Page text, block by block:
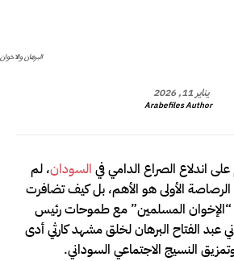
البرهان والاخوان
يناير 11, 2026
Arabefiles Author
اندلاع الصراع الدامي في السودان، لم
الأولى هو الأهم، بل كيف تضافرت
“الإخوان المسلمين” مع طموحات رئيس
عبد الفتاح البرهان لخلق مشهد كارثي أدى
وتمزيق النسيج الاجتماعي السوداني.